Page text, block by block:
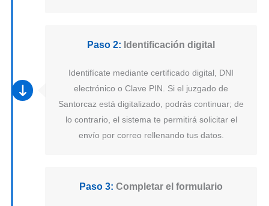
Paso 2: Identificación digital
Identifícate mediante certificado digital, DNI
electrónico o Clave PIN. Si el juzgado de
Santorcaz está digitalizado, podrás continuar; de
lo contrario, el sistema te permitirá solicitar el
envío por correo rellenando tus datos.
Paso 3: Completar el formulario